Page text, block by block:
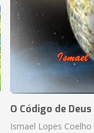
O Código de Deus
Ismael Lopes Coelho